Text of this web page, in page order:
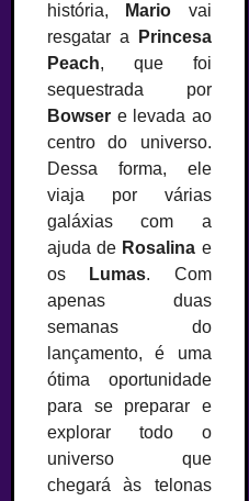
história,
Mario vai
resgatar a
Princesa
Peach, que foi
sequestrada por
Bowser e levada ao
centro do universo.
Dessa forma, ele
viaja por várias
galáxias com a
ajuda de Rosalina e
os
Lumas. Com
apenas duas
semanas do
lançamento, é uma
ótima oportunidade
para se preparar e
explorar todo o
universo que
chegará às telonas